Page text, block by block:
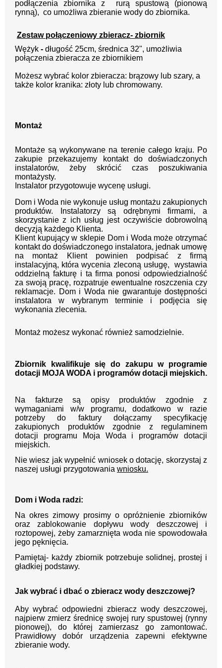
podłączenia zbiornika z rurą spustową (pionową
rynną), co umożliwa zbieranie wody do zbiornika.
Zestaw połączeniowy zbieracz- zbiornik
Wężyk - długość 25cm, średnica 32", umożliwia
połączenia zbieracza ze zbiornikiem
Możesz wybrać kolor zbieracza: brązowy lub szary, a
także kolor kranika: złoty lub chromowany.
Montaż
Montaże są wykonywane na terenie całego kraju. Po
zakupie przekazujemy kontakt do doświadczonych
instalatorów, żeby skrócić czas poszukiwania
montażysty.
Instalator przygotowuje wycenę usługi.
Dom i Woda nie wykonuje usług montażu zakupionych
produktów. Instalatorzy są odrębnymi firmami, a
skorzystanie z ich usług jest oczywiście dobrowolną
decyzją każdego Klienta.
Klient kupujący w sklepie Dom i Woda może otrzymać
kontakt do doświadczonego instalatora, jednak umowę
na montaż Klient powinien podpisać z firmą
instalacyjną, która wycenia zleconą usługę, wystawia
oddzielną fakturę i ta firma ponosi odpowiedzialność
za swoją pracę, rozpatruje ewentualne roszczenia czy
reklamacje. Dom i Woda nie gwarantuje dostępności
instalatora w wybranym terminie i podjęcia się
wykonania zlecenia.
Montaż możesz wykonać również samodzielnie.
Zbiornik kwalifikuje się do zakupu w programie
dotacji MOJA WODA i programów dotacji miejskich.
Na fakturze są opisy produktów zgodnie z
wymaganiami w/w programu, dodatkowo w razie
potrzeby do faktury dołączamy specyfikację
zakupionych produktów zgodnie z regulaminem
dotacji programu Moja Woda i programów dotacji
miejskich.
Nie wiesz jak wypełnić wniosek o dotację, skorzystaj z
naszej usługi przygotowania wniosku.
Dom i Woda radzi:
Na okres zimowy prosimy o opróżnienie zbiorników
oraz zablokowanie dopływu wody deszczowej i
roztopowej, żeby zamarznięta woda nie spowodowała
jego pęknięcia.
Pamiętaj- każdy zbiornik potrzebuje solidnej, prostej i
gładkiej podstawy.
Jak wybrać i dbać o zbieracz wody deszczowej?
Aby wybrać odpowiedni zbieracz wody deszczowej,
najpierw zmierz średnicę swojej rury spustowej (rynny
pionowej), do której zamierzasz go zamontować.
Prawidłowy dobór urządzenia zapewni efektywne
zbieranie wody.